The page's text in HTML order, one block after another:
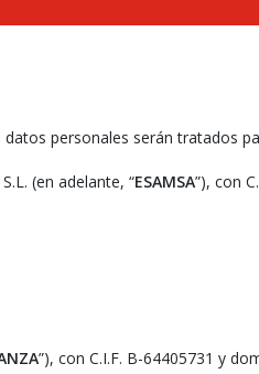
personales serán tratados
(en adelante, “ESAMSA”), con
”), con C.I.F. B-64405731 y